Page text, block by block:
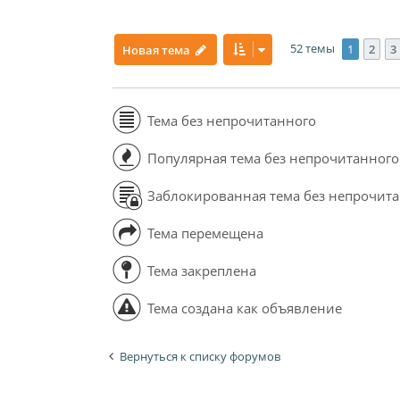
Новая тема 52 темы 1 2 3
Тема без непрочитанного
Популярная тема без непрочитанного
Заблокированная тема без
Тема перемещена
Тема закреплена
Тема создана как объявление
Вернуться к списку форумов